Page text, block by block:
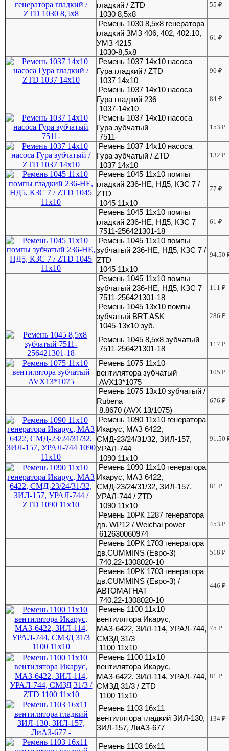
гладкий / ZTD
1030 8,5х8
55₽
Ремень 1030 8,5х8 генератора
гладкий ЗМЗ 406, 402, 402.10,
УМЗ 4215
1030-8,5х8
61₽
Ремень 1037 14х10 насоса
Гура гладкий / ZTD
1037 14х10
96₽
Ремень 1037 14х10 насоса
Гура гладкий 236
1037-14х10
84₽
Ремень 1037 14х10 насоса
Гура зубчатый
7511-
153₽
Ремень 1037 14х10 насоса
Гура зубчатый / ZTD
1037 14х10
132₽
Ремень 1045 11х10 помпы
гладкий 236-НЕ, НД5, КЗС 7 /
ZTD
1045 11x10
77₽
Ремень 1045 11х10 помпы
гладкий 236-НЕ, НД5, КЗС 7
7511-256421301-18
61₽
Ремень 1045 11х10 помпы
зубчатый 236-НЕ, НД5, КЗС 7 /
ZTD
1045 11x10
94.50
Ремень 1045 11х10 помпы
зубчатый 236-НЕ, НД5, КЗС 7
7511-256421301-18
111₽
Ремень 1045 13х10 помпы
зубчатый BRT ASK
1045-13x10 зуб.
286₽
Ремень 1045 8,5х8 зубчатый
7511-256421301-18
117₽
Ремень 1075 11x10
вентилятора зубчатый
AVX13*1075
105₽
Ремень 1075 13х10 зубчатый /
Rubena
8.8670 (AVX 13/1075)
676₽
Ремень 1090 11x10 генератора
Икарус, МАЗ 6422,
СМД-23/24/31/32, ЗИЛ-157,
УРАЛ-744
1090 11x10
91.50
Ремень 1090 11x10 генератора
Икарус, МАЗ 6422,
СМД-23/24/31/32, ЗИЛ-157,
УРАЛ-744 / ZTD
1090 11x10
81₽
Ремень 10РК 1287 генератора
дв. WP12 / Weichai power
612630060974
453₽
Ремень 10РК 1703 генератора
дв.CUMMINS (Евро-3)
740.22-1308020-10
518₽
Ремень 10РК 1703 генератора
дв.CUMMINS (Евро-3) /
АВТОМАГНАТ
740.22-1308020-10
446₽
Ремень 1100 11x10
вентилятора Икарус,
МАЗ-6422, ЗИЛ-114, УРАЛ-744,
СМЗД 31/3
1100 11x10
75₽
Ремень 1100 11x10
вентилятора Икарус,
МАЗ-6422, ЗИЛ-114, УРАЛ-744,
СМЗД 31/3 / ZTD
1100 11x10
81₽
Ремень 1103 16х11
вентилятора гладкий ЗИЛ-130,
ЗИЛ-157, ЛиАЗ-677
134₽
Ремень 1103 16х11